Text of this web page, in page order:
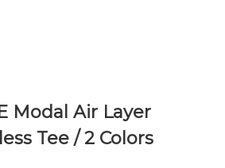
Modal Air Layer
Tee / 2 Colors